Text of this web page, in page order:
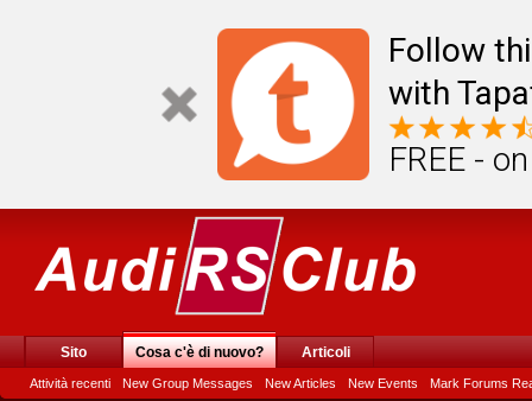
Follow
with
FREE -
Sito Cosa c'è di nuovo?
Attività recenti New Group Messages New Articles New Events Mark Forums
Articoli